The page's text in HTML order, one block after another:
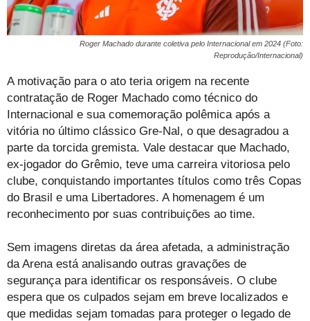
Roger Machado durante coletiva pelo Internacional em 2024 (Foto:
Reprodução/Internacional)
A motivação para o ato teria origem na recente
contratação de Roger Machado como técnico do
Internacional e sua comemoração polêmica após a
vitória no último clássico Gre-Nal, o que desagradou a
parte da torcida gremista. Vale destacar que Machado,
ex-jogador do Grêmio, teve uma carreira vitoriosa pelo
clube, conquistando importantes títulos como três Copas
do Brasil e uma Libertadores. A homenagem é um
reconhecimento por suas contribuições ao time.
Sem imagens diretas da área afetada, a administração
da Arena está analisando outras gravações de
segurança para identificar os responsáveis. O clube
espera que os culpados sejam em breve localizados e
que medidas sejam tomadas para proteger o legado de